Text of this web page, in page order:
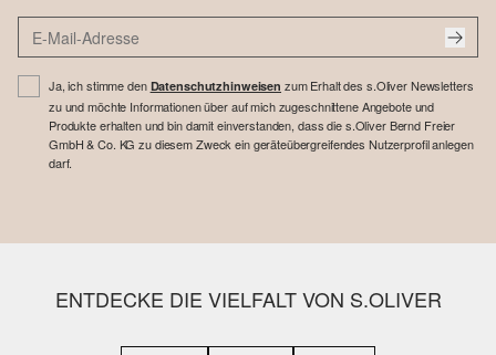
Ja, ich stimme den Datenschutzhinweisen zum Erhalt des s.Oliver Newsletters
zu und möchte Informationen über auf mich zugeschnittene Angebote und
Produkte erhalten und bin damit einverstanden, dass die s.Oliver Bernd Freier
GmbH & Co. KG zu diesem Zweck ein geräteübergreifendes Nutzerprofil anlegen
darf.
ENTDECKE DIE VIELFALT VON S.OLIVER